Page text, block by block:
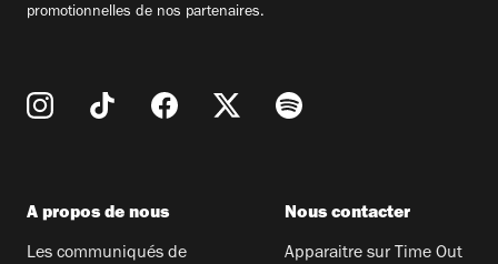
promotionnelles de nos partenaires.
A propos de nous
Les communiqués de
Nous contacter
Apparaitre sur Time Out